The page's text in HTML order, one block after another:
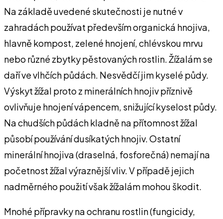
Na základě uvedené skutečnosti je nutné v
zahradách používat především organická hnojiva,
hlavně kompost, zelené hnojení, chlévskou mrvu
nebo různé zbytky pěstovaných rostlin. Žížalám se
daří ve vlhčích půdách. Nesvědčí jim kyselé půdy.
Výskyt žížal proto z minerálních hnojiv příznivě
ovlivňuje hnojení vápencem, snižující kyselost půdy.
Na chudších půdách kladně na přítomnost žížal
působí používání dusíkatých hnojiv. Ostatní
minerální hnojiva (draselná, fosforečná) nemají na
početnost žížal výraznější vliv. V případě jejich
nadměrného použití však žížalám mohou škodit.
Mnohé přípravky na ochranu rostlin (fungicidy,